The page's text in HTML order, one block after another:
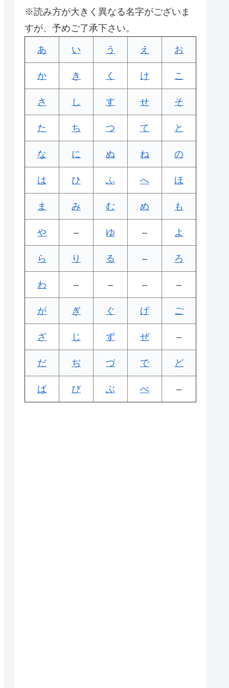
※読み方が大きく異なる名字がございま
すが、予めご了承下さい。
あ い う え お
か き く け こ
さ し す せ そ
た ち つ て と
な に ぬ ね の
は ひ ふ へ ほ
ま み む め も
や – ゆ – よ
ら り る – ろ
わ – – – –
が ぎ ぐ げ ご
ざ じ ず ぜ –
だ ぢ づ で ど
ば び ぶ べ –